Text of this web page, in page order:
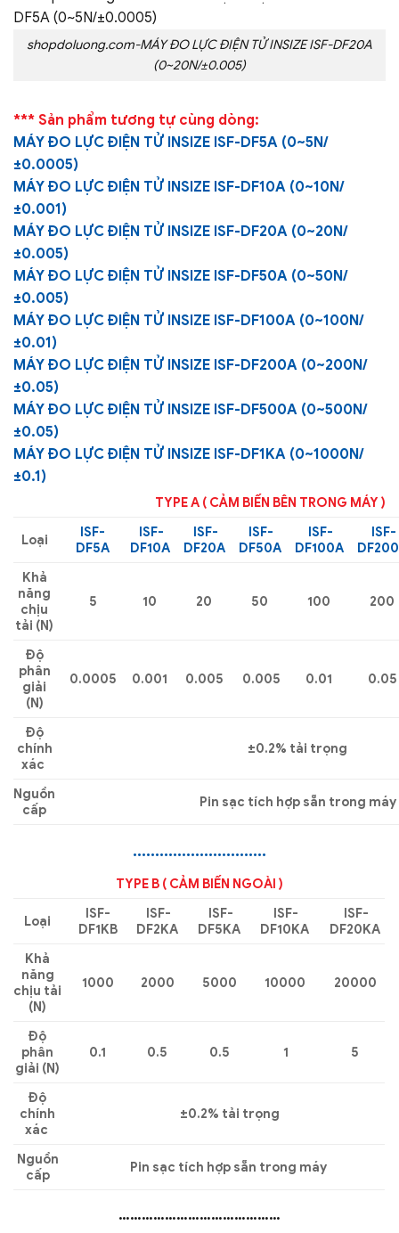
shopdoluong.com-MÁY ĐO LỰC ĐIỆN TỬ INSIZE ISF-DF20A
(0~20N/±0.005)
*** Sản phẩm tương tự cùng dòng:
MÁY ĐO LỰC ĐIỆN TỬ INSIZE ISF-DF5A (0~5N/
±0.0005)
MÁY ĐO LỰC ĐIỆN TỬ INSIZE ISF-DF10A (0~10N/
±0.001)
MÁY ĐO LỰC ĐIỆN TỬ INSIZE ISF-DF20A (0~20N/
±0.005)
MÁY ĐO LỰC ĐIỆN TỬ INSIZE ISF-DF50A (0~50N/
±0.005)
MÁY ĐO LỰC ĐIỆN TỬ INSIZE ISF-DF100A (0~100N/
±0.01)
MÁY ĐO LỰC ĐIỆN TỬ INSIZE ISF-DF200A (0~200N/
±0.05)
MÁY ĐO LỰC ĐIỆN TỬ INSIZE ISF-DF500A (0~500N/
±0.05)
MÁY ĐO LỰC ĐIỆN TỬ INSIZE ISF-DF1KA (0~1000N/
±0.1)
TYPE A ( CẢM BIẾN BÊN TRONG MÁY )
Loại
ISF-
DF5A
ISF-
DF10A
ISF-
DF20A
ISF-
DF50A
ISF-
DF100A
ISF-
Khả
năng
chịu
tải (N)
5 10 20 50 100 200
Độ
phân
giải
(N)
0.0005 0.001 0.005 0.005 0.01 0.05
Độ
chính
xác
±0.2% tải trọng
Nguồn
cấp
Pin sạc tích hợp sẵn trong máy
…………………………
TYPE B ( CẢM BIẾN NGOÀI )
Loại
ISF-
DF1KB
ISF-
DF2KA
ISF-
DF5KA
ISF-
DF10KA
ISF-
DF20KA
Khả
năng
chịu tải
(N)
1000 2000 5000 10000 20000
Độ
phân
giải (N)
0.1 0.5 0.5 1 5
Độ
chính
xác
±0.2% tải trọng
Nguồn
cấp
Pin sạc tích hợp sẵn trong máy
……………………………………